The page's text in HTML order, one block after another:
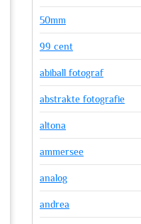
50mm
99 cent
abiball fotograf
abstrakte fotografie
altona
ammersee
analog
andrea